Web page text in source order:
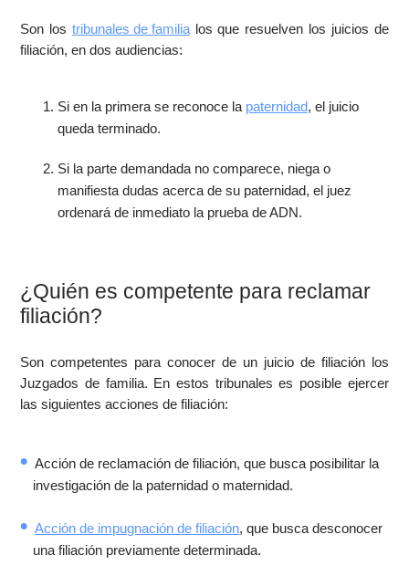
Son los tribunales de familialos que resuelven los juicios de
filiación, en dos audiencias:
Si en la primera se reconoce la paternidad, el juicio
queda terminado.
Si la parte demandada no comparece, niega o
manifiesta dudas acerca de su paternidad, el juez
ordenará de inmediato la prueba de ADN.
¿Quién es competente para reclamar
filiación?
Son competentes para conocer de un juicio de filiación los
Juzgados de familia. En estos tribunales es posible ejercer
las siguientes acciones de filiación:
Acción de reclamación de filiación, que busca posibilitar la
investigación de la paternidad o maternidad.
Acción de impugnación de filiación, que busca desconocer
una filiación previamente determinada.